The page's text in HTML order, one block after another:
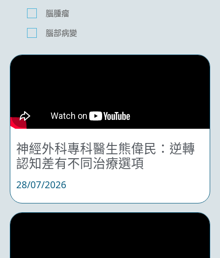
腦腫瘤
腦部病變
神經外科專科醫生熊偉民：逆轉
認知差有不同治療選項
28/07/2026